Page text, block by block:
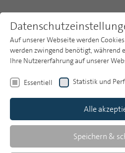
Publikationsarchiv
Heft 3
Auf unserer Webseite werden
werden zwingend benötigt, während
Ihre Nutzererfahrung auf unserer
Essentiell Statistik und
Alle
Speichern &